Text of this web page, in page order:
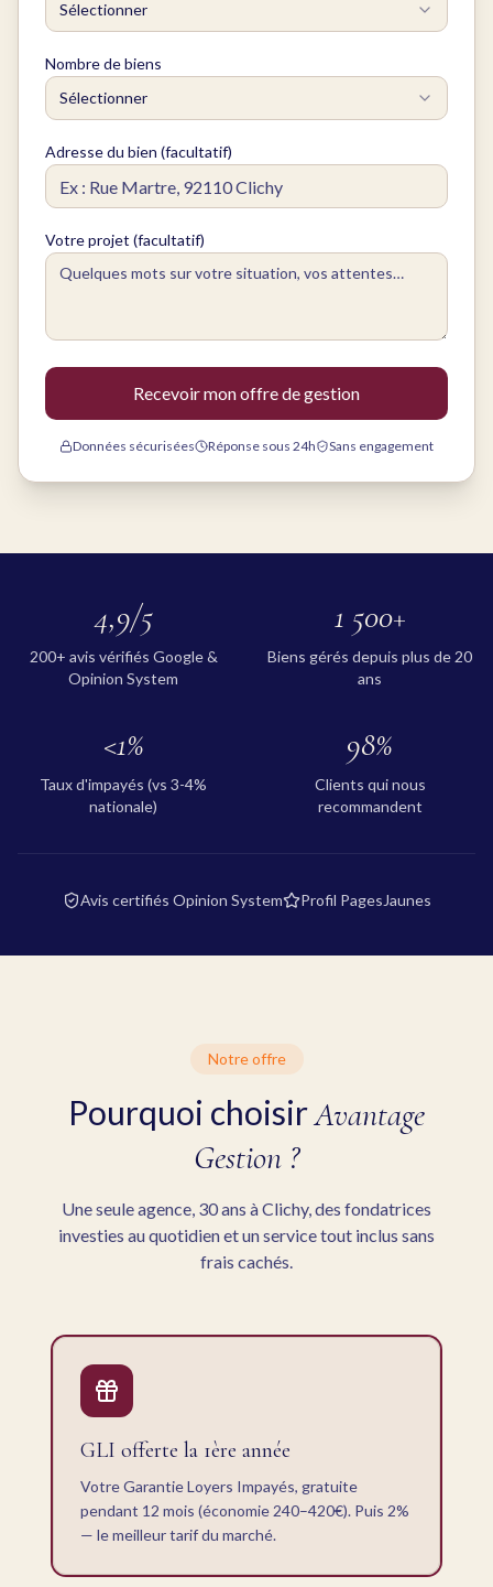
Sélectionner
Nombre de biens
Sélectionner
Adresse du bien (facultatif)
Votre projet (facultatif)
Recevoir mon offre de gestion
Données sécurisées Réponse sous 24h Sans engagement
4,9/5
200+ avis vérifiés Google &
Opinion System
1 500+
Biens gérés depuis plus de 20
ans
<1%
Taux d'impayés (vs 3-4%
nationale)
98%
Clients qui nous
recommandent
Avis certifiés Opinion System Profil PagesJaunes
Notre offre
Pourquoi choisirAvantage
Gestion ?
Une seule agence, 30 ans à Clichy, des fondatrices
investies au quotidien et un service tout inclus sans
frais cachés.
GLI offerte la 1ère année
Votre Garantie Loyers Impayés, gratuite
pendant 12 mois (économie 240–420€). Puis 2%
— le meilleur tarif du marché.